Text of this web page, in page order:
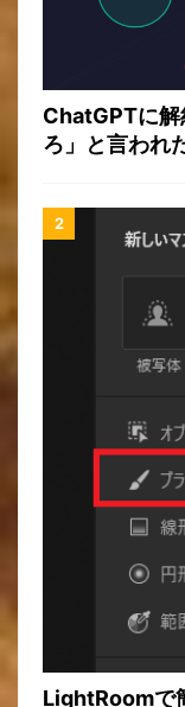
ChatGPTに解
ろ」と言われ
LightRoomで